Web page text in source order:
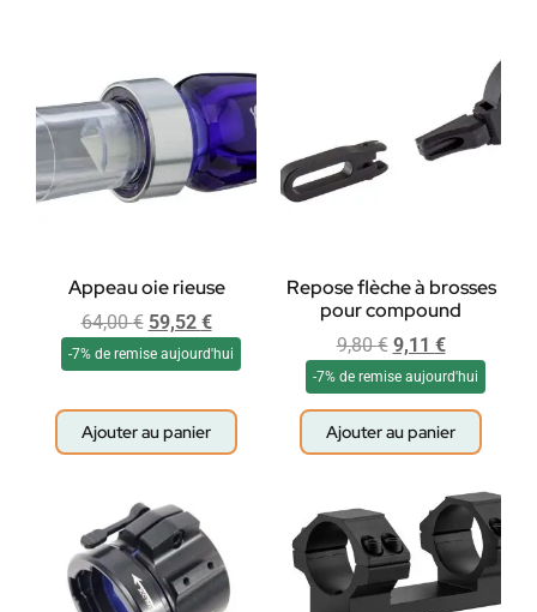
Appeau oie rieuse
64,00€ 59,52 €
-7% de remise aujourd'hui
Ajouter au panier
Repose flèche à brosses
pour compound
9,80€ 9,11 €
-7% de remise aujourd'hui
Ajouter au panier